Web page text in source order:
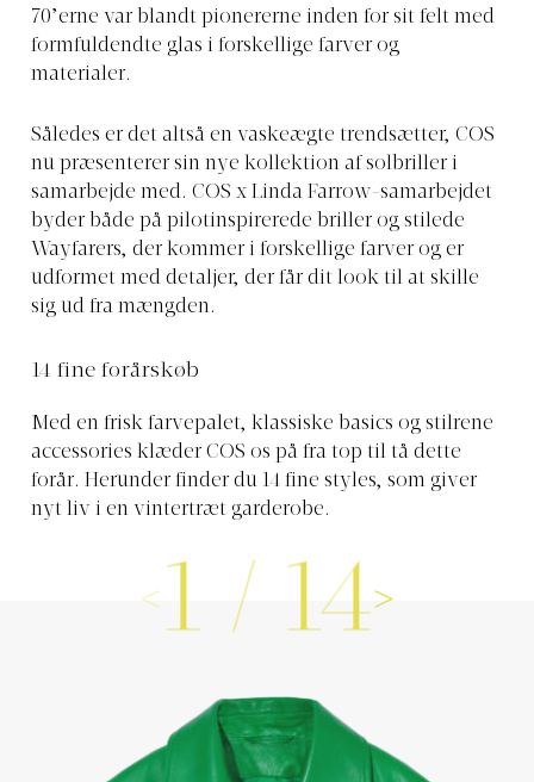
70’erne var blandt pionererne inden for sit felt med
formfuldendte glas i forskellige farver og
materialer.
Således er det altså en vaskeægte trendsætter, COS
nu præsenterer sin nye kollektion af solbriller i
samarbejde med. COS x Linda Farrow-samarbejdet
byder både på pilotinspirerede briller og stilede
Wayfarers, der kommer i forskellige farver og er
udformet med detaljer, der får dit look til at skille
sig ud fra mængden.
14 fine forårskøb
Med en frisk farvepalet, klassiske basics og stilrene
accessories klæder COS os på fra top til tå dette
forår. Herunder finder du 14 fine styles, som giver
nyt liv i en vintertræt garderobe.
1 / 14